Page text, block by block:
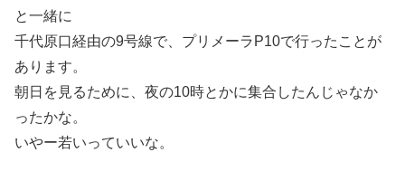
と一緒に
千代原口経由の9号線で、プリメーラP10で行ったことが
あります。
朝日を見るために、夜の10時とかに集合したんじゃなか
ったかな。
いやー若いっていいな。